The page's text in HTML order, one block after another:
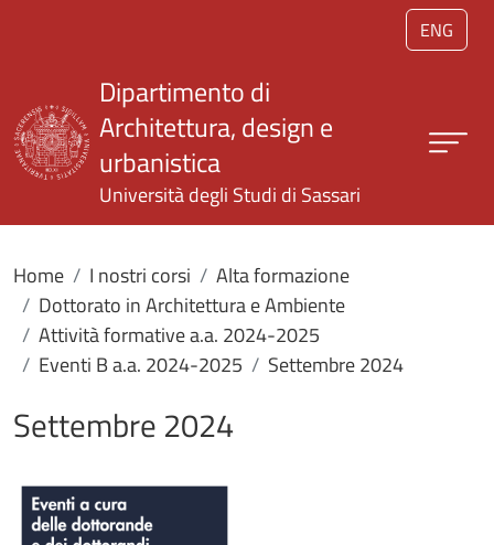
Salta al contenuto principale
ENG
Dipartimento di
Architettura, design e
urbanistica
Università degli Studi di Sassari
Home I nostri corsi
Alta formazione
Dottorato in Architettura e Ambiente
Attività formative a.a. 2024-2025
Eventi B a.a. 2024-2025
Settembre 2024
Settembre 2024